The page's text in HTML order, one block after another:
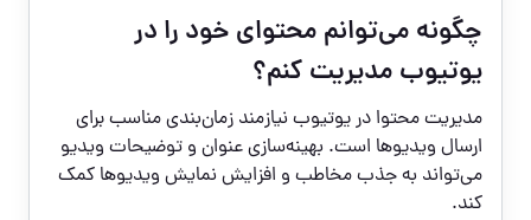
چگونه می‌توانم محتوای خود را در
یوتیوب مدیریت کنم؟
مدیریت محتوا در یوتیوب نیازمند زمان‌بندی مناسب برای
ارسال ویدیوها است. بهینه‌سازی عنوان و توضیحات ویدیو
می‌تواند به جذب مخاطب و افزایش نمایش ویدیوها کمک
کند.